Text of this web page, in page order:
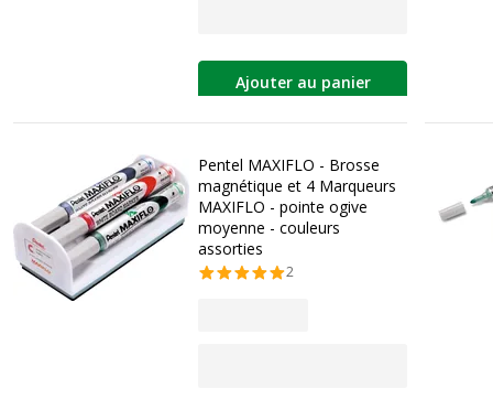
Ajouter au panier
Pentel MAXIFLO - Brosse
magnétique et 4 Marqueurs
MAXIFLO - pointe ogive
moyenne - couleurs
assorties
2